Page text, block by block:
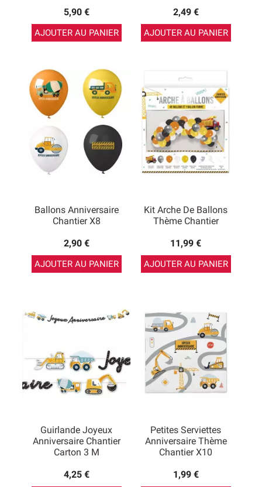
5,90 €
AJOUTER AU PANIER
2,49 €
AJOUTER AU PANIER
Ballons Anniversaire
Chantier X8
2,90 €
AJOUTER AU PANIER
Kit Arche De Ballons
Thème Chantier
11,99 €
AJOUTER AU PANIER
Guirlande Joyeux
Anniversaire Chantier
Carton 3 M
4,25 €
Petites Serviettes
Anniversaire Thème
Chantier X10
1,99 €